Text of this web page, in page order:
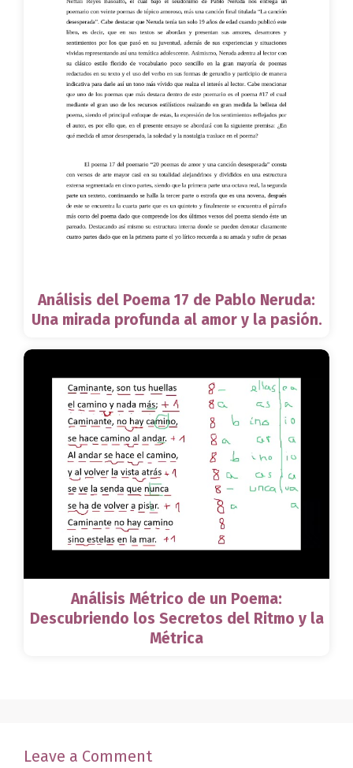
Análisis del Poema 17 de Pablo Neruda:
Una mirada profunda al amor y la pasión.
Análisis Métrico de un Poema:
Descubriendo los Secretos del Ritmo y la
Métrica
Leave a Comment